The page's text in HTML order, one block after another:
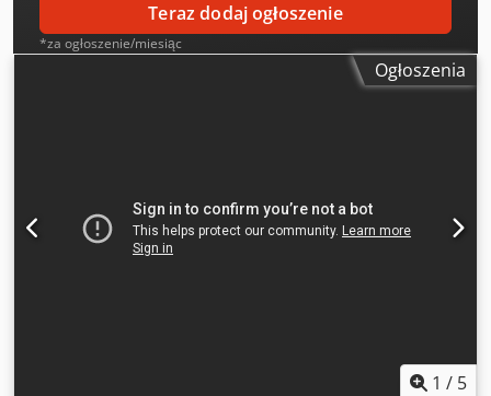
Teraz dodaj ogłoszenie
*za ogłoszenie/miesiąc
Ogłoszenia
1 / 5